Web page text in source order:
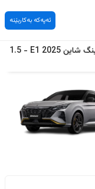
ئەپەکە بەکاربێنە
شاین2025
E1
-
1.5